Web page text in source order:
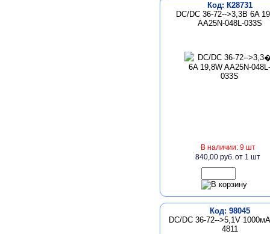
Код: К28731
DC/DC 36-72-->3,3В 6A
AA25N-048L-033S
В наличии: 9 шт
840,00 руб.от 1 шт
Код: 98045
DC/DC 36-72-->5,1V
4811